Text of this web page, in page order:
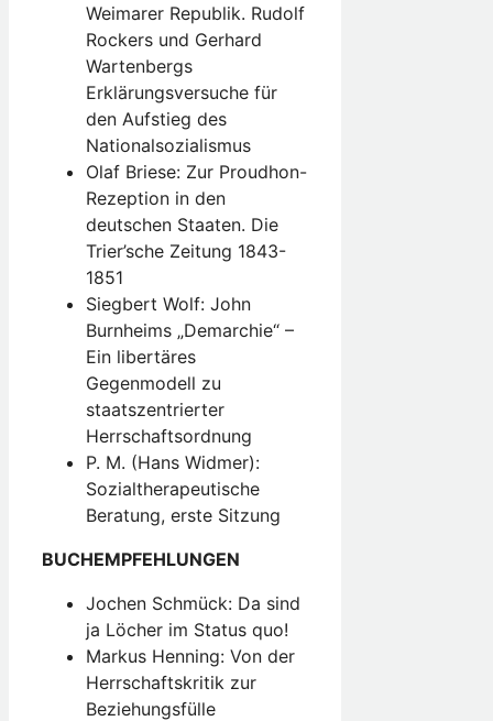
Weimarer Republik. Rudolf
Rockers und Gerhard
Wartenbergs
Erklärungsversuche für
den Aufstieg des
Nationalsozialismus
Olaf Briese: Zur Proudhon-
Rezeption in den
deutschen Staaten. Die
Trier’sche Zeitung 1843-
1851
Siegbert Wolf: John
Burnheims „Demarchie“ –
Ein libertäres
Gegenmodell zu
staatszentrierter
Herrschaftsordnung
P. M. (Hans Widmer):
Sozialtherapeutische
Beratung, erste Sitzung
BUCHEMPFEHLUNGEN
Jochen Schmück: Da sind
ja Löcher im Status quo!
Markus Henning: Von der
Herrschaftskritik zur
Beziehungsfülle